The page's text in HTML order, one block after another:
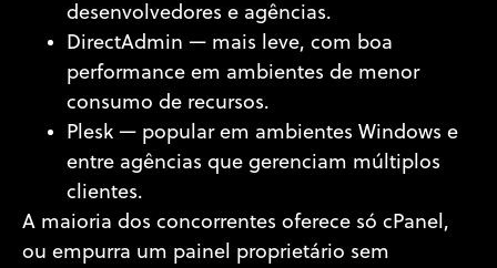
desenvolvedores e agências.
DirectAdmin — mais leve, com boa
performance em ambientes de menor
consumo de recursos.
Plesk — popular em ambientes Windows e
entre agências que gerenciam múltiplos
clientes.
A maioria dos concorrentes oferece só cPanel,
ou empurra um painel proprietário sem